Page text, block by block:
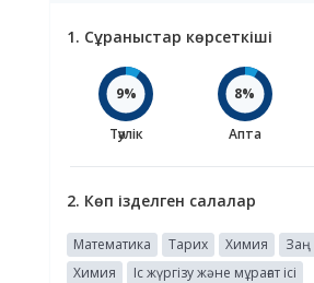
1. Сұраныстар көрсеткіші
9%
Тәулік
8%
Апта
2. Көп ізделген салалар
Математика Тарих Химия Заң
Химия
Іс жүргізу және мұрағат ісі